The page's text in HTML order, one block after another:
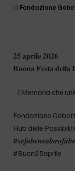
di Fondazione
𝟐𝟓 𝐚𝐩𝐫𝐢𝐥𝐞 𝟐𝟎𝟐𝟔
𝐁𝐮𝐨𝐧𝐚 𝐅𝐞𝐬𝐭𝐚 𝐝𝐞𝐥𝐥𝐚
《Memoria che
Fondazione
Hub delle
#Buon25aprile